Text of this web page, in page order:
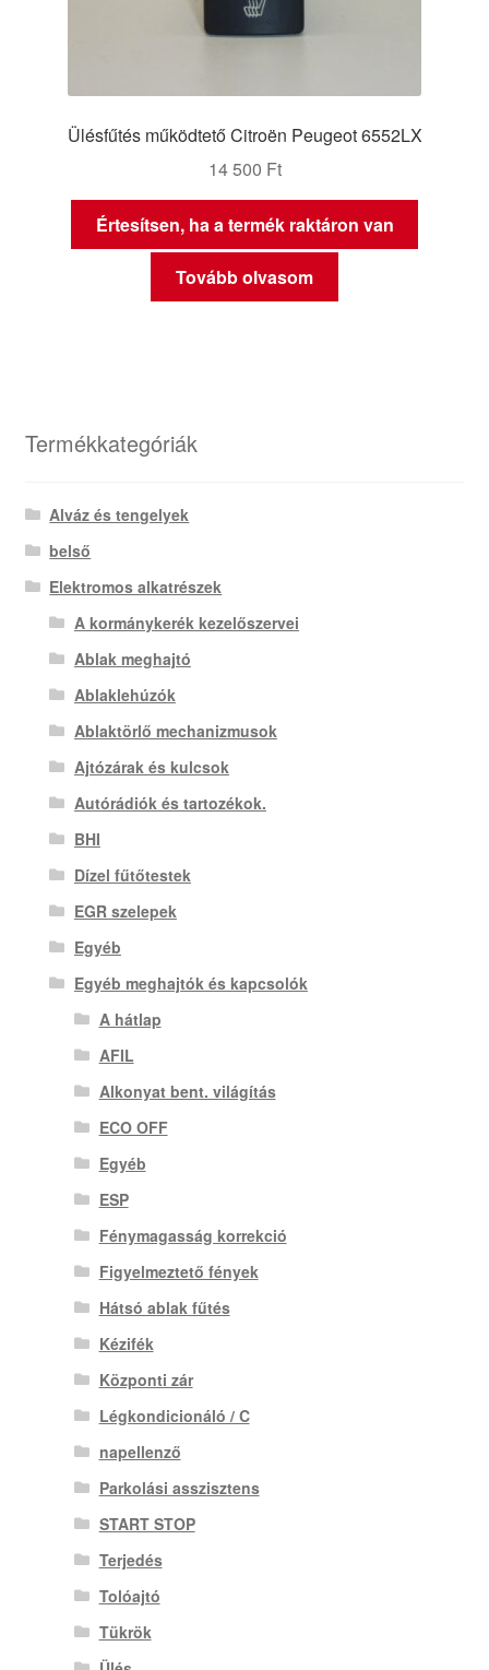
Ülésfűtés működtető Citroën Peugeot 6552LX
14 500 Ft
Értesítsen, ha a termék raktáron van
Tovább olvasom
Termékkategóriák
Alváz és tengelyek
belső
Elektromos alkatrészek
A kormánykerék kezelőszervei
Ablak meghajtó
Ablaklehúzók
Ablaktörlő mechanizmusok
Ajtózárak és kulcsok
Autórádiók és tartozékok.
BHI
Dízel fűtőtestek
EGR szelepek
Egyéb
Egyéb meghajtók és kapcsolók
A hátlap
AFIL
Alkonyat bent. világítás
ECO OFF
Egyéb
ESP
Fénymagasság korrekció
Figyelmeztető fények
Hátsó ablak fűtés
Kézifék
Központi zár
Légkondicionáló / C
napellenző
Parkolási asszisztens
START STOP
Terjedés
Tolóajtó
Tükrök